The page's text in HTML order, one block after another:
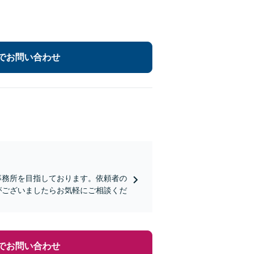
お問い合わせ
所を目指しております。依頼者の
ざいましたらお気軽にご相談くだ
お問い合わせ